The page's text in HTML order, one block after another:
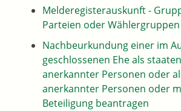
Melderegisterauskunft -
Parteien oder
Nachbeurkundung einer im
geschlossenen Ehe als
anerkannter Personen oder
anerkannter Personen oder
Beteiligung beantragen